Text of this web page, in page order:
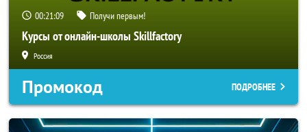
00:21:06 Получи первым!
Курсы от онлайн-школы Skillfactory
Россия
Промокод ПОДРОБНЕЕ